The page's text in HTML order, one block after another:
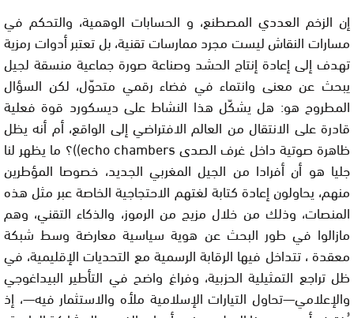
إن الزخم العددي المصطنع، و الحسابات الوهمية، والتحكم في
مسارات النقاش ليست مجرد ممارسات تقنية، بل تعتبر أدوات رمزية
تهدف إلى إعادة إنتاج الحشد وصناعة صورة جماعية منسقة لجيل
يبحث عن معنى وانتماء في فضاء رقمي متحوّل، لكن السؤال
المطروح هو: هل يشكّل هذا النشاط على ديسكورد قوة فعلية
قادرة على الانتقال من العالم الافتراضي إلى الواقع، أم أنه يظل
ظاهرة صوتية داخل غرف الصدى echo chambers))؟ ما يظهر لنا
جليا هو أن أفرادا من الجيل المغربي الجديد، خصوصا المؤطرين
منهم، يحاولون إعادة كتابة لغتهم الاحتجاجية الخاصة عبر مثل هذه
المنصات، وذلك من خلال مزيج من الرموز، والذكاء التقني، وهم
مازالوا في طور البحث عن هوية سياسية معارضة وسط شبكة
معقدة ، تتداخل فيها الرقابة الرسمية مع التحديات الإقليمية، في
ظل تراجع التمثيلية الحزبية، وفراغ واضح في التأطير البيداغوجي
والإعلامي—تحاول التيارات الإسلامية ملأه والاستثمار فيه—، إذ